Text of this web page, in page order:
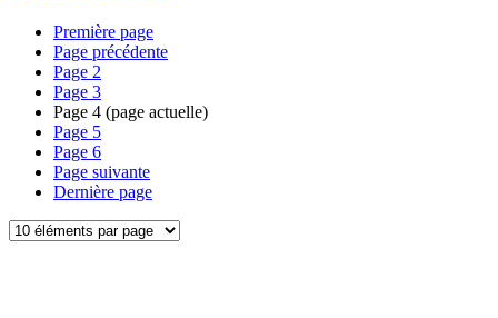
Première page
Page précédente
Page 2
Page 3
Page 4 (page actuelle)
Page 5
Page 6
Page suivante
Dernière page